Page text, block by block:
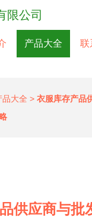
限公司
产品大全 联
品大全 > 衣服库存产品
供应商与批